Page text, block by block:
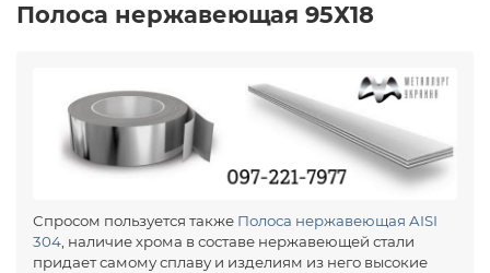
Полоса нержавеющая 95Х18
Спросом пользуется также Полоса нержавеющая AISI
304, наличие хрома в составе нержавеющей стали
придает самому сплаву и изделиям из него высокие